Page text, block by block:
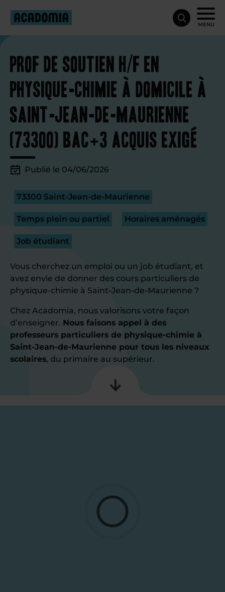
MENU
Prof de soutien H/F en
physique-chimie à domicile à
Saint-Jean-de-Maurienne
(73300) Bac+3 acquis exigé
Publié le 04/06/2026
73300 Saint-Jean-de-Maurienne
Temps plein ou partiel Horaires aménagés
Job étudiant
Vous cherchez un emploi ou un job étudiant, et
avez envie de donner des cours particuliers de
physique-chimie à Saint-Jean-de-Maurienne ?
Chez Acadomia, nous valorisons votre façon
d’enseigner. Nous faisons appel à des
professeurs particuliers de physique-chimie à
Saint-Jean-de-Maurienne pour tous les niveaux
scolaires, du primaire au supérieur.